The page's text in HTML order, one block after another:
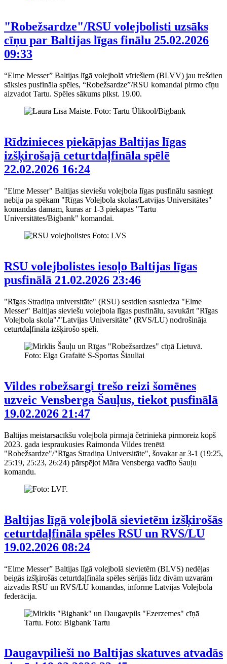
"Robežsardze"/RSU volejbolisti uzsāks
cīņu par Baltijas līgas finālu 25.02.2026
09:33
“Elme Messer” Baltijas līgā volejbolā vīriešiem (BLVV) jau trešdien
sāksies pusfināla spēles, “Robežsardze”/RSU komandai pirmo cīņu
aizvadot Tartu. Spēles sākums plkst. 19.00.
Rīdzinieces piekāpjas Baltijas līgas
izšķirošajā ceturtdaļfināla spēlē
22.02.2026 16:24
"Elme Messer" Baltijas sieviešu volejbola līgas pusfinālu sasniegt
nebija pa spēkam "Rīgas Volejbola skolas/Latvijas Universitātes"
komandas dāmām, kuras ar 1-3 piekāpās "Tartu
Universitātes/Bigbank" komandai.
RSU volejbolistes iesoļo Baltijas līgas
pusfinālā 21.02.2026 23:46
"Rīgas Stradiņa universitāte" (RSU) sestdien sasniedza "Elme
Messer" Baltijas sieviešu volejbola līgas pusfinālu, savukārt "Rīgas
Volejbola skola"/"Latvijas Universitāte" (RVS/LU) nodrošināja
ceturtdaļfināla izšķirošo spēli.
Vildes robežsargi trešo reizi šomēnes
uzveic Vensberga Šauļus, tiekot pusfinālā
19.02.2026 21:47
Baltijas meistarsacīkšu volejbolā pirmajā četriniekā pirmoreiz kopš
2023. gada iespraukusies Raimonda Vildes trenētā
"Robežsardze"/"Rīgas Stradiņa Universitāte", šovakar ar 3-1 (19:25,
25:19, 25:23, 26:24) pārspējot Māra Vensberga vadīto Šauļu
komandu.
Baltijas līgā volejbolā sievietēm izšķirošās
ceturtdaļfināla spēles RSU un RVS/LU
19.02.2026 08:24
“Elme Messer” Baltijas līgā volejbolā sievietēm (BLVS) nedēļas
beigās izšķirošās ceturtdaļfināla spēles sērijās līdz divām uzvarām
aizvadīs RSU un RVS/LU komandas, informē Latvijas Volejbola
federācija.
Daugavpilieši no Baltijas skatuves atvadās